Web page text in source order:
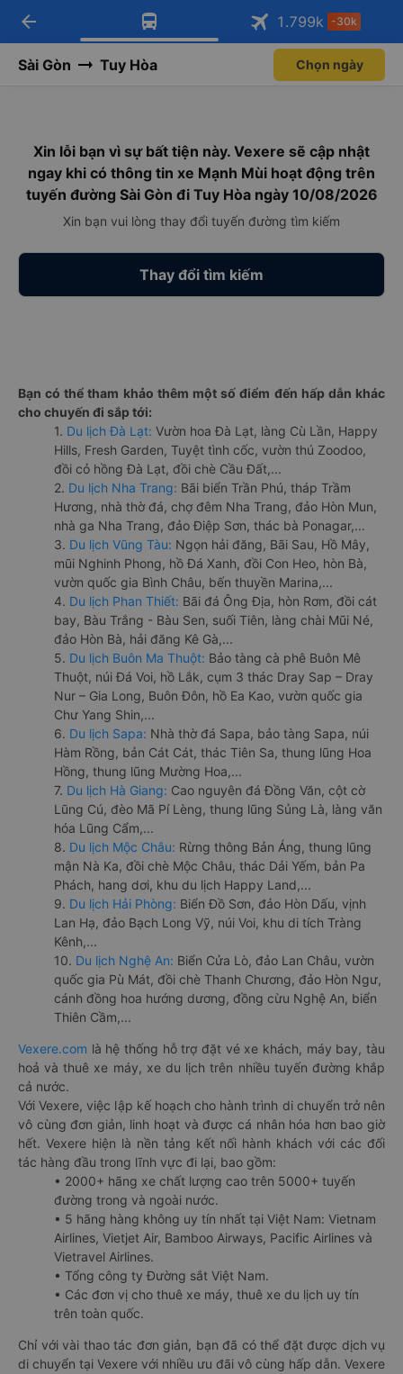
Tải app Vexere ngay!
Nhận ưu đãi thành viên độc
Mở app
Tải app Vexere
-30k/ghế khi đặt vé máy bay qua
Mở app
arrow_back 1.799k -30k
Sài Gòn Tuy Hòa Chọn ngày
Xin lỗi bạn vì sự bất tiện này. Vexere sẽ cập nhật
ngay khi có thông tin xe Mạnh Mùi hoạt động trên
tuyến đường Sài Gòn đi Tuy Hòa ngày 10/08/2026
Xin bạn vui lòng thay đổi tuyến đường tìm kiếm
Thay đổi tìm kiếm
Bạn có thể tham khảo thêm một số điểm đến hấp dẫn khác
cho chuyến đi sắp tới:
1. Du lịch Đà Lạt: Vườn hoa Đà Lạt, làng Cù Lần, Happy
Hills, Fresh Garden, Tuyệt tình cốc, vườn thú Zoodoo,
đồi cỏ hồng Đà Lạt, đồi chè Cầu Đất,...
2. Du lịch Nha Trang: Bãi biển Trần Phú, tháp Trầm
Hương, nhà thờ đá, chợ đêm Nha Trang, đảo Hòn Mun,
nhà ga Nha Trang, đảo Điệp Sơn, thác bà Ponagar,...
3. Du lịch Vũng Tàu: Ngọn hải đăng, Bãi Sau, Hồ Mây,
mũi Nghinh Phong, hồ Đá Xanh, đồi Con Heo, hòn Bà,
vườn quốc gia Bình Châu, bến thuyền Marina,...
4. Du lịch Phan Thiết: Bãi đá Ông Địa, hòn Rơm, đồi cát
bay, Bàu Trắng - Bàu Sen, suối Tiên, làng chài Mũi Né,
đảo Hòn Bà, hải đăng Kê Gà,...
5. Du lịch Buôn Ma Thuột: Bảo tàng cà phê Buôn Mê
Thuột, núi Đá Voi, hồ Lắk, cụm 3 thác Dray Sap – Dray
Nur – Gia Long, Buôn Đôn, hồ Ea Kao, vườn quốc gia
Chư Yang Shin,...
6. Du lịch Sapa: Nhà thờ đá Sapa, bảo tàng Sapa, núi
Hàm Rồng, bản Cát Cát, thác Tiên Sa, thung lũng Hoa
Hồng, thung lũng Mường Hoa,...
7. Du lịch Hà Giang: Cao nguyên đá Đồng Văn, cột cờ
Lũng Cú, đèo Mã Pí Lèng, thung lũng Sủng Là, làng văn
hóa Lũng Cẩm,...
8. Du lịch Mộc Châu: Rừng thông Bản Áng, thung lũng
mận Nà Ka, đồi chè Mộc Châu, thác Dải Yếm, bản Pa
Phách, hang dơi, khu du lịch Happy Land,...
9. Du lịch Hải Phòng: Biển Đồ Sơn, đảo Hòn Dấu, vịnh
Lan Hạ, đảo Bạch Long Vỹ, núi Voi, khu di tích Tràng
Kênh,...
10. Du lịch Nghệ An: Biển Cửa Lò, đảo Lan Châu, vườn
quốc gia Pù Mát, đồi chè Thanh Chương, đảo Hòn Ngư,
cánh đồng hoa hướng dương, đồng cừu Nghệ An, biển
Thiên Cầm,...
Vexere.com là hệ thống hỗ trợ đặt vé xe khách, máy bay, tàu
hoả và thuê xe máy, xe du lịch trên nhiều tuyến đường khắp
cả nước.
Với Vexere, việc lập kế hoạch cho hành trình di chuyển trở nên
vô cùng đơn giản, linh hoạt và được cá nhân hóa hơn bao giờ
hết. Vexere hiện là nền tảng kết nối hành khách với các đối
tác hàng đầu trong lĩnh vực đi lại, bao gồm:
• 2000+ hãng xe chất lượng cao trên 5000+ tuyến
đường trong và ngoài nước.
• 5 hãng hàng không uy tín nhất tại Việt Nam: Vietnam
Airlines, Vietjet Air, Bamboo Airways, Pacific Airlines và
Vietravel Airlines.
• Tổng công ty Đường sắt Việt Nam.
• Các đơn vị cho thuê xe máy, thuê xe du lịch uy tín
trên toàn quốc.
Chỉ với vài thao tác đơn giản, bạn đã có thể đặt được dịch vụ
di chuyển tại Vexere với nhiều ưu đãi vô cùng hấp dẫn. Vexere